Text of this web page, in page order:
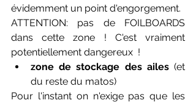
évidemment un point d'engorgement.
ATTENTION: pas de FOILBOARDS
dans cette zone ! C'est vraiment
potentiellement dangereux  !
zone de stockage des ailes (et
du reste du matos)
Pour l'instant on n'exige pas que les